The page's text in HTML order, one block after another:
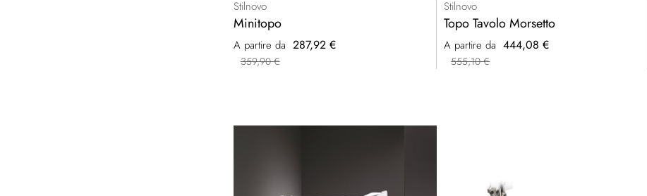
Stilnovo
Minitopo
A partire da 287,92 €
359,90 €
Stilnovo
Topo Tavolo Morsetto
A partire da 444,08 €
555,10 €